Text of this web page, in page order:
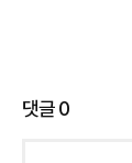
댓글0